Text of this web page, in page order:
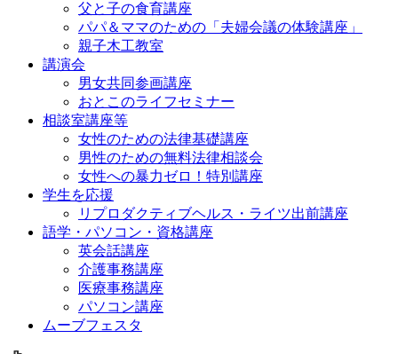
父と子の食育講座
パパ＆ママのための「夫婦会議の体験講座」
親子木工教室
講演会
男女共同参画講座
おとこのライフセミナー
相談室講座等
女性のための法律基礎講座
男性のための無料法律相談会
女性への暴力ゼロ！特別講座
学生を応援
リプロダクティブヘルス・ライツ出前講座
語学・パソコン・資格講座
英会話講座
介護事務講座
医療事務講座
パソコン講座
ムーブフェスタ